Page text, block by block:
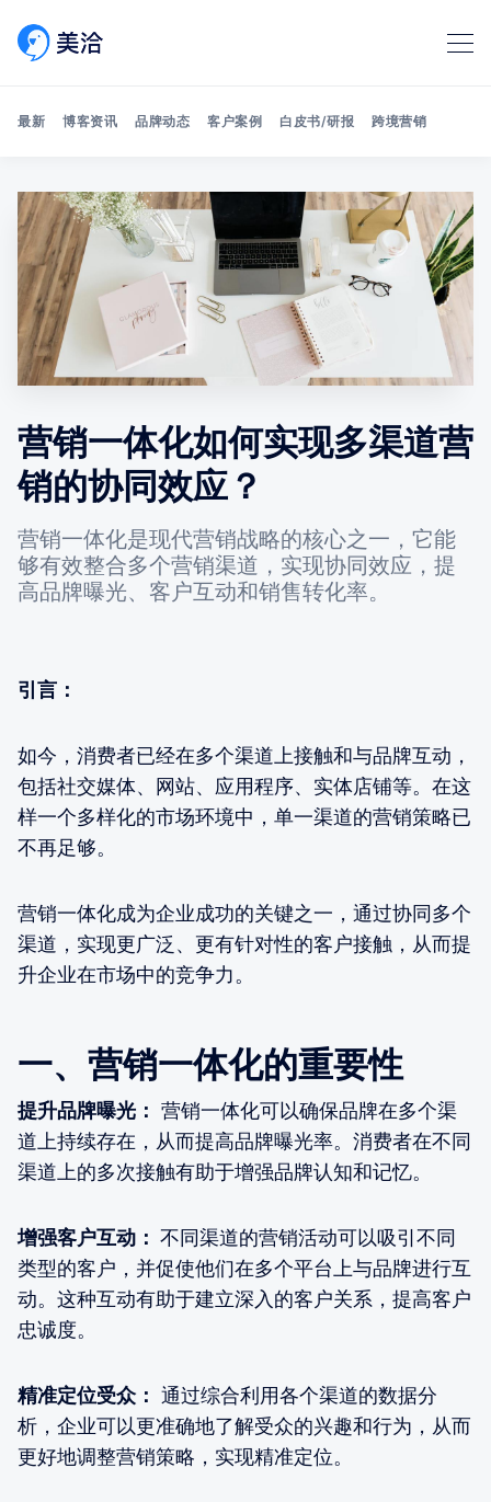
Search 美洽博客
最新 博客资讯 品牌动态 客户案例 白皮书/研报 跨境营销
营销一体化如何实现多渠道营
销的协同效应？
营销一体化是现代营销战略的核心之一，它能
够有效整合多个营销渠道，实现协同效应，提
高品牌曝光、客户互动和销售转化率。
引言：
如今，消费者已经在多个渠道上接触和与品牌互动，
包括社交媒体、网站、应用程序、实体店铺等。在这
样一个多样化的市场环境中，单一渠道的营销策略已
不再足够。
营销一体化成为企业成功的关键之一，通过协同多个
渠道，实现更广泛、更有针对性的客户接触，从而提
升企业在市场中的竞争力。
一、营销一体化的重要性
提升品牌曝光： 营销一体化可以确保品牌在多个渠
道上持续存在，从而提高品牌曝光率。消费者在不同
渠道上的多次接触有助于增强品牌认知和记忆。
增强客户互动： 不同渠道的营销活动可以吸引不同
类型的客户，并促使他们在多个平台上与品牌进行互
动。这种互动有助于建立深入的客户关系，提高客户
忠诚度。
精准定位受众： 通过综合利用各个渠道的数据分
析，企业可以更准确地了解受众的兴趣和行为，从而
更好地调整营销策略，实现精准定位。